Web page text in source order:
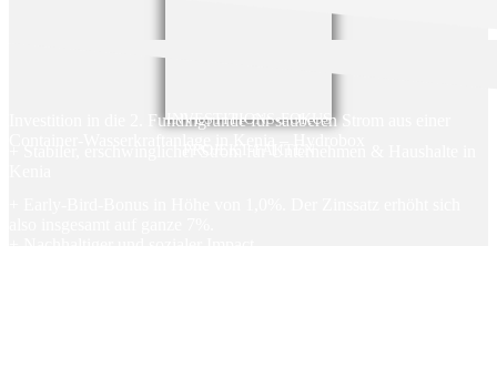
INVESTITIONS-FOKUS
Investition in die 2. Fundingrunde für sauberen Strom aus einer